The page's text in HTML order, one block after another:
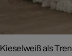
Kieselweiß als